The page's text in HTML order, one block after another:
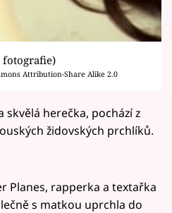
fotografie)
Attribution-Share Alike 2.0
skvělá herečka, pochází z
židovských prchlíků.
Planes, rapperka a textařka
s matkou uprchla do